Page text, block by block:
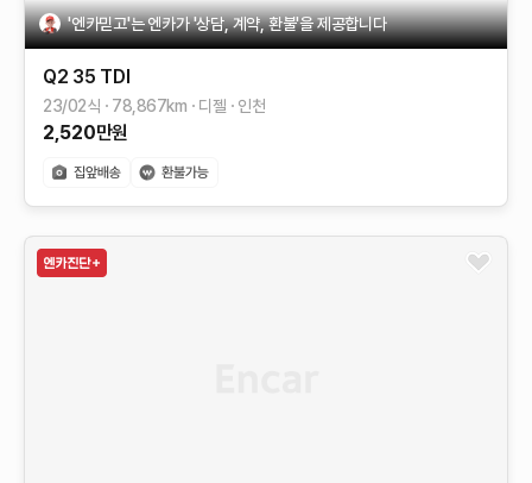
'엔카믿고'는 엔카가 '상담, 계약, 환불'을 제공합니다
Q2 35 TDI
23/02식 78,867km 디젤 인천
2,520만원